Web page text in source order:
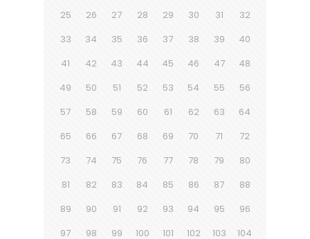
25
26 27 28 29 30 31
32
33
34 35 36 37 38 39
40
41
42 43 44 45 46 47
48
49
50 51 52 53 54 55
56
57
58 59 60 61 62 63
64
65
66 67 68 69 70 71
72
73
74 75 76 77 78 79
80
81
82 83 84 85 86 87
88
89
90 91 92 93 94 95
96
97
98 99 100 101 102 103 104